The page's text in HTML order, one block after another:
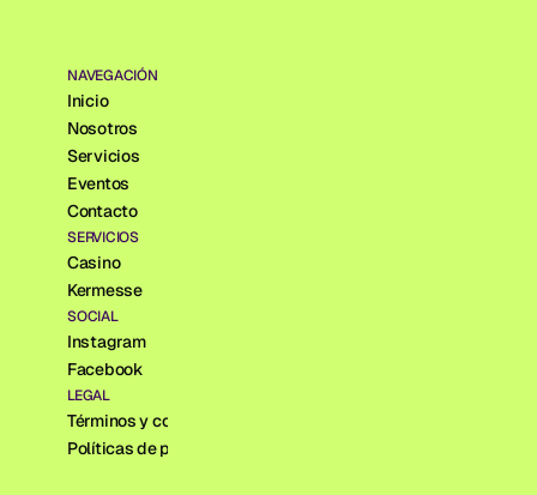
NAVEGACIÓN
Inicio
Nosotros
Servicios
Eventos
Contacto
SERVICIOS
Casino
Kermesse
SOCIAL
Instagram
Facebook
LEGAL
Términos y condiciones
Políticas de privacidad